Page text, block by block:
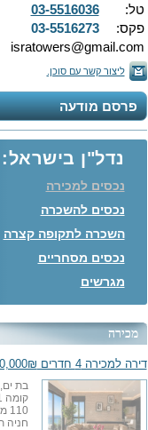
טל:
03-5516036
פקס:
03-5516273
isratowers@gmail.com
ליצור קשר עם סוכן.
פרסם מודעה
נדל"ן בישראל:
נכסים למכירה
נכסים להשכרה
השכרה לתקופה קצרה
נכסים מסחריים
מגרשים
מכירה
דירה למכירה 4 חדרים 4,080,000₪
בת ים,
קומה 21 מתוך 25, נוף לים, שטח דירה
110 מ"ר, יש מרפסת שמש 1 12 מ"ר
חניה